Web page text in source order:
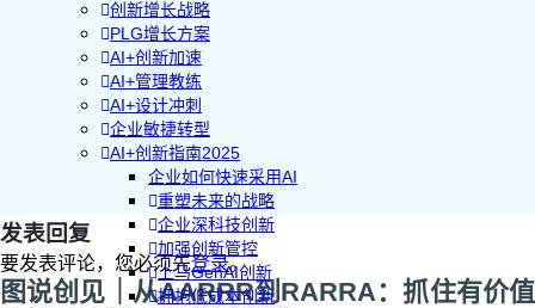
创新增长战略
PLG增长方案
AI+创新加速
AI+管理教练
AI+设计冲刺
企业敏捷转型
AI+创新指南2025
企业如何快速采用AI
重塑未来的战略
企业深科技创新
加强创新管控
上马GenAI创新
拥抱低成本创新
发表回复
要发表评论，您必须先登录。
图说创见｜从AARRR到RARRA：抓住有价值